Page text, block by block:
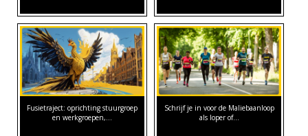
Fusietraject: oprichting stuurgroep
en werkgroepen,…
Schrijf je in voor de Maliebaanloop
als loper of…